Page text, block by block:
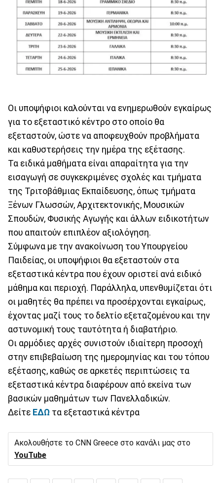
Οι υποψήφιοι καλούνται να ενημερωθούν εγκαίρως
για το εξεταστικό κέντρο στο οποίο θα
εξεταστούν, ώστε να αποφευχθούν προβλήματα
και καθυστερήσεις την ημέρα της εξέτασης.
Τα ειδικά μαθήματα είναι απαραίτητα για την
εισαγωγή σε συγκεκριμένες σχολές και τμήματα
της Τριτοβάθμιας Εκπαίδευσης, όπως τμήματα
Ξένων Γλωσσών, Αρχιτεκτονικής, Μουσικών
Σπουδών, Φυσικής Αγωγής και άλλων ειδικοτήτων
που απαιτούν επιπλέον αξιολόγηση.
Σύμφωνα με την ανακοίνωση του Υπουργείου
Παιδείας, οι υποψήφιοι θα εξεταστούν στα
εξεταστικά κέντρα που έχουν οριστεί ανά ειδικό
μάθημα και περιοχή. Παράλληλα, υπενθυμίζεται ότι
οι μαθητές θα πρέπει να προσέρχονται εγκαίρως,
έχοντας μαζί τους το δελτίο εξεταζομένου και την
αστυνομική τους ταυτότητα ή διαβατήριο.
Οι αρμόδιες αρχές συνιστούν ιδιαίτερη προσοχή
στην επιβεβαίωση της ημερομηνίας και του τόπου
εξέτασης, καθώς σε αρκετές περιπτώσεις τα
εξεταστικά κέντρα διαφέρουν από εκείνα των
βασικών μαθημάτων των Πανελλαδικών.
Δείτε ΕΔΩ τα εξεταστικά κέντρα
Ακολουθήστε το CNN Greece στο κανάλι μας στο
YouTube